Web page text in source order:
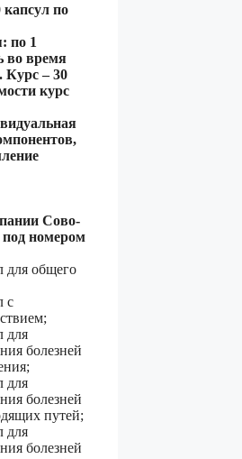
по
по 1
во время
Курс – 30
курс
Сово-
номером
общего
с
для
болезней
для
болезней
путей;
для
болезней